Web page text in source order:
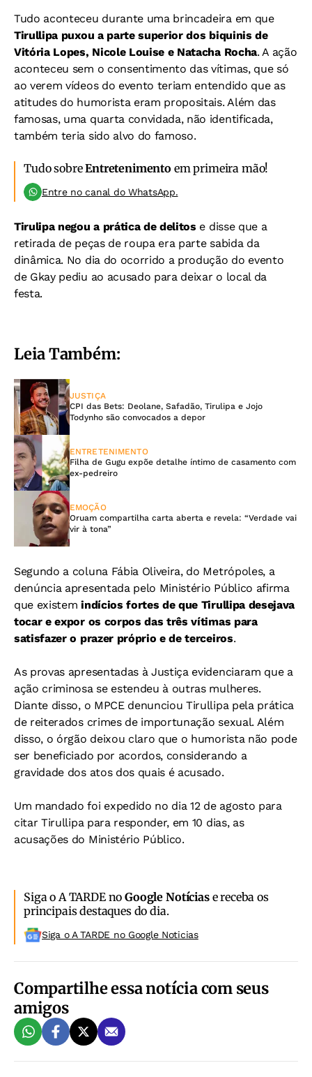
Tudo aconteceu durante uma brincadeira em que
Tirullipa puxou a parte superior dos biquinis de
Vitória Lopes, Nicole Louise e Natacha Rocha. A ação
aconteceu sem o consentimento das vítimas, que só
ao verem vídeos do evento teriam entendido que as
atitudes do humorista eram propositais. Além das
famosas, uma quarta convidada, não identificada,
também teria sido alvo do famoso.
Tudo sobreEntretenimento em primeira mão!
Entre no canal do WhatsApp.
Tirulipa negou a prática de delitos e disse que a
retirada de peças de roupa era parte sabida da
dinâmica. No dia do ocorrido a produção do evento
de Gkay pediu ao acusado para deixar o local da
festa.
Leia Também:
JUSTIÇA
CPI das Bets: Deolane, Safadão, Tirulipa e Jojo
Todynho são convocados a depor
ENTRETENIMENTO
Filha de Gugu expõe detalhe íntimo de casamento com
ex-pedreiro
EMOÇÃO
Oruam compartilha carta aberta e revela: “Verdade vai
vir à tona”
Segundo a coluna Fábia Oliveira, do Metrópoles, a
denúncia apresentada pelo Ministério Público afirma
que existemindícios fortes de que Tirullipa desejava
tocar e expor os corpos das três vítimas para
satisfazer o prazer próprio e de terceiros.
As provas apresentadas à Justiça evidenciaram que a
ação criminosa se estendeu à outras mulheres.
Diante disso, o MPCE denunciou Tirullipa pela prática
de reiterados crimes de importunação sexual. Além
disso, o órgão deixou claro que o humorista não pode
ser beneficiado por acordos, considerando a
gravidade dos atos dos quais é acusado.
Um mandado foi expedido no dia 12 de agosto para
citar Tirullipa para responder, em 10 dias, as
acusações do Ministério Público.
Siga o A TARDE noGoogle Notíciase receba os
principais destaques do dia.
Siga o A TARDE no Google Noticias
Compartilhe essa notícia com seus
amigos